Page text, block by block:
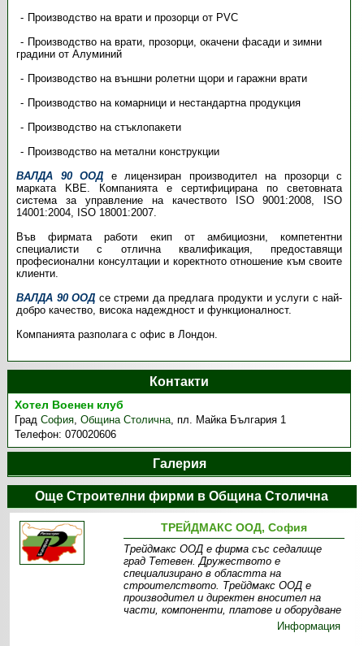
Производство на врати и прозорци от PVC
Производство на врати, прозорци, окачени фасади и зимни
градини от Алуминий
Производство на външни ролетни щори и гаражни врати
Производство на комарници и нестандартна продукция
Производство на стъклопакети
Производство на метални конструкции
ВАЛДА 90 ООД
е лицензиран производител на прозорци с
марката KBE. Компанията е сертифицирана по световната
система за управление на качеството ISO 9001:2008, ISO
14001:2004, ISO 18001:2007.
Във фирмата работи екип от амбициозни, компетентни
специалисти с отлична квалификация, предоставящи
професионални консултации и коректното отношение към своите
клиенти.
ВАЛДА 90 ООД се стреми да предлага продукти и услуги с най-
добро качество, висока надеждност и функционалност.
Компанията разполага с офис в Лондон.
Контакти
Хотел Военен клуб
ГрадСофия,Община Столична,пл. Майка България 1
Телефон:070020606
Галерия
Още Строителни фирми в Община Столична
ТРЕЙДМАКС ООД, София
Трейдмакс ООД е фирма със седалище
град Тетевен. Дружеството е
специализирано в областта на
строителството. Трейдмакс ООД е
производител и директен вносител на
части, компоненти, платове и оборудване
Информация